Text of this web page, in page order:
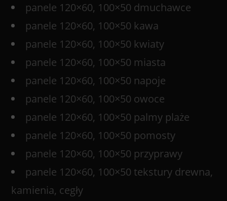
panele 120×60, 100×50 dmuchawce
panele 120×60, 100×50 kawa
panele 120×60, 100×50 kwiaty
panele 120×60, 100×50 miasta
panele 120×60, 100×50 napoje
panele 120×60, 100×50 owoce
panele 120×60, 100×50 palmy plaże
panele 120×60, 100×50 pomosty
panele 120×60, 100×50 przyprawy
panele 120×60, 100×50 tekstury drewna,
kamienia, cegły